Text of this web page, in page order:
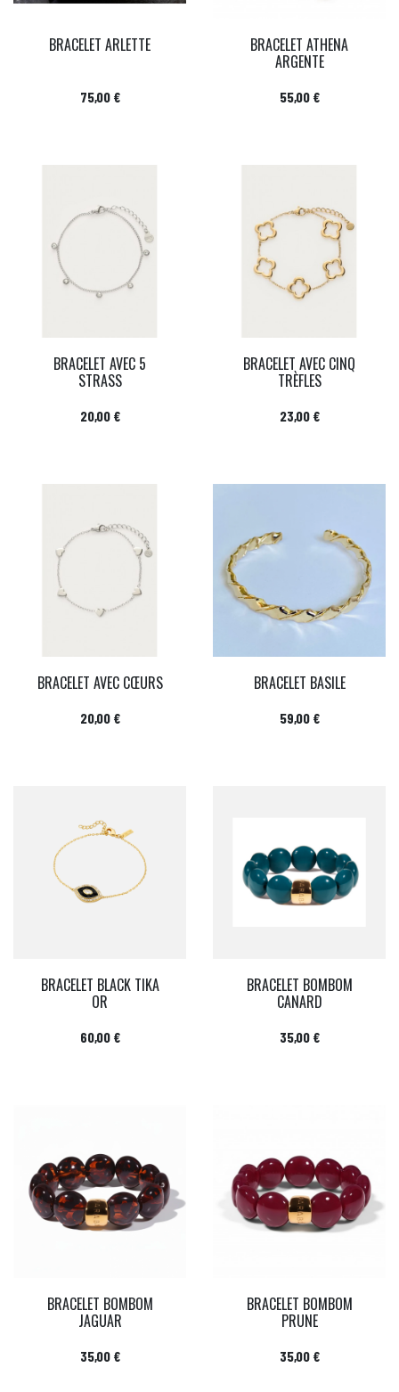
BRACELET ARLETTE
Prix
75,00 €
BRACELET ATHENA
ARGENTE
Prix
55,00 €
BRACELET AVEC 5
STRASS
Prix
20,00 €
BRACELET AVEC CINQ
TRÈFLES
Prix
23,00 €
BRACELET AVEC CŒURS
Prix
20,00 €
BRACELET BASILE
Prix
59,00 €
BRACELET BLACK TIKA
OR
Prix
60,00 €
BRACELET BOMBOM
CANARD
Prix
35,00 €
BRACELET BOMBOM
JAGUAR
Prix
35,00 €
BRACELET BOMBOM
PRUNE
Prix
35,00 €